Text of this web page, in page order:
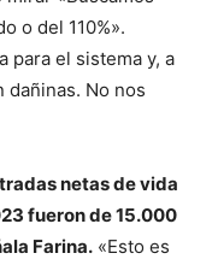
o del 110%».
para el sistema y, a
dañinas. No nos
netas de vida
fueron de 15.000
Farina. «Esto es